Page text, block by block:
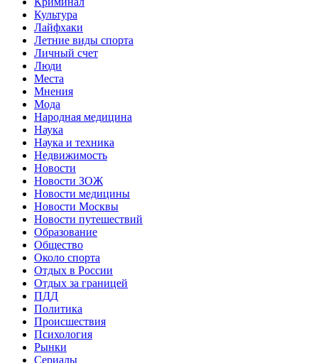
Культура
Лайфхаки
Летние виды спорта
Личный счет
Люди
Места
Мнения
Мода
Народная медицина
Наука
Наука и техника
Недвижимость
Новости
Новости ЗОЖ
Новости медицины
Новости Москвы
Новости путешествий
Образование
Общество
Около спорта
Отдых в России
Отдых за границей
ПДД
Политика
Происшествия
Психология
Рынки
Сериалы